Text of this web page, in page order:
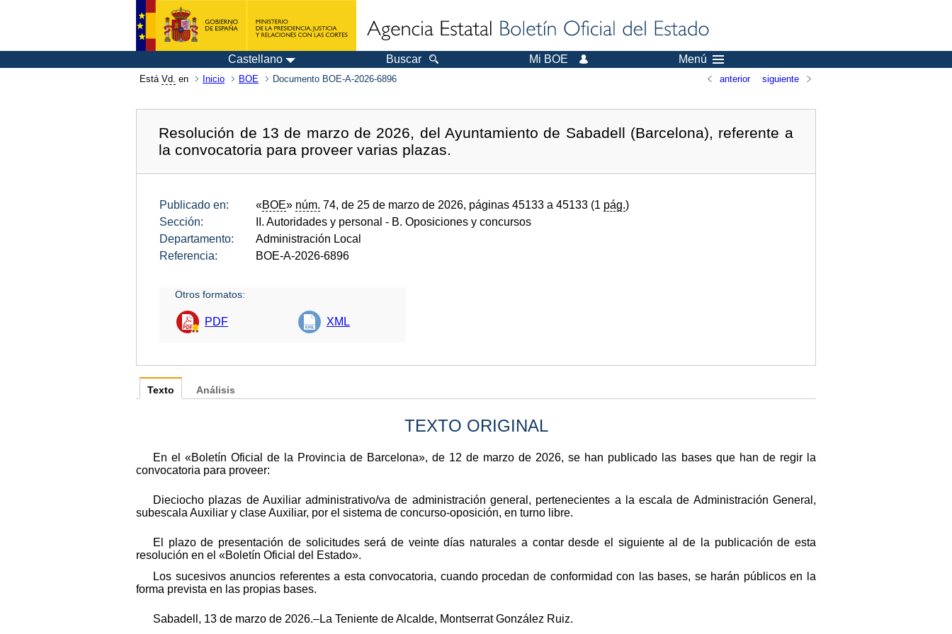
Castellano Buscar Mi BOE Menú
Está Vd. en Inicio BOE Documento BOE-A-2026-6896 anterior siguiente
Resolución de 13 de marzo de 2026, del Ayuntamiento de Sabadell (Barcelona), referente a
la convocatoria para proveer varias plazas.
Publicado en: «BOE» núm. 74, de 25 de marzo de 2026, páginas 45133 a 45133 (1 pág.)
Sección:
II. Autoridades y personal - B. Oposiciones y concursos
Departamento:
Administración Local
Referencia:
BOE-A-2026-6896
Otros formatos:
PDF XML
Texto
TEXTO ORIGINAL
En el «Boletín Oficial de la Provincia de Barcelona», de 12 de marzo de 2026, se han publicado las bases que han de regir la
convocatoria para proveer:
Dieciocho plazas de Auxiliar administrativo/va de administración general, pertenecientes a la escala de Administración General,
subescala Auxiliar y clase Auxiliar, por el sistema de concurso-oposición, en turno libre.
El plazo de presentación de solicitudes será de veinte días naturales a contar desde el siguiente al de la publicación de esta
resolución en el «Boletín Oficial del Estado».
Los sucesivos anuncios referentes a esta convocatoria, cuando procedan de conformidad con las bases, se harán públicos en la
forma prevista en las propias bases.
Sabadell, 13 de marzo de 2026.–La Teniente de Alcalde, Montserrat González Ruiz.
Análisis